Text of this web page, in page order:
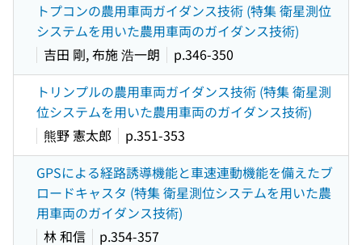
トプコンの農用車両ガイダンス技術 (特集 衛星測位
システムを用いた農用車両のガイダンス技術)
吉田 剛, 布施 浩一朗
p.346-350
トリンプルの農用車両ガイダンス技術 (特集 衛星測
位システムを用いた農用車両のガイダンス技術)
熊野 憲太郎
p.351-353
GPSによる経路誘導機能と車速連動機能を備えたブ
ロードキャスタ (特集 衛星測位システムを用いた農
用車両のガイダンス技術)
林 和信
p.354-357